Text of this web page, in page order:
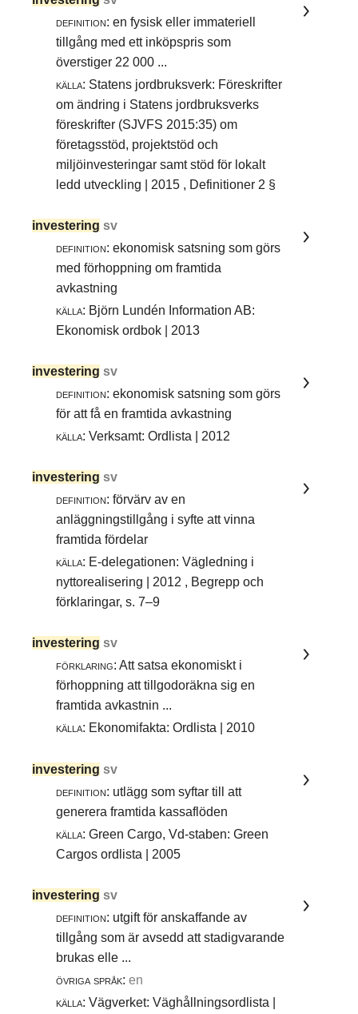
Visa termposter därtermer
följande språk ingår
svenska (12)
engelska (3)
arabiska (1)
definition: en fysisk eller immateriell
tillgång med ett inköpspris som
överstiger 22 000 ...
källa: Statens jordbruksverk: Föreskrifter
om ändring i Statens jordbruksverks
föreskrifter (SJVFS 2015:35) om
företagsstöd, projektstöd och
miljöinvesteringar samt stöd för lokalt
ledd utveckling | 2015 , Definitioner 2 §
investering sv
definition: ekonomisk satsning som görs
med förhoppning om framtida
avkastning
källa: Björn Lundén Information AB:
Ekonomisk ordbok | 2013
investering sv
definition: ekonomisk satsning som görs
för att få en framtida avkastning
källa: Verksamt: Ordlista | 2012
investering sv
definition: förvärv av en
anläggningstillgång i syfte att vinna
framtida fördelar
källa: E-delegationen: Vägledning i
nyttorealisering | 2012 , Begrepp och
förklaringar, s. 7–9
investering sv
förklaring: Att satsa ekonomiskt i
förhoppning att tillgodoräkna sig en
framtida avkastnin ...
källa: Ekonomifakta: Ordlista | 2010
investering sv
definition: utlägg som syftar till att
generera framtida kassaflöden
källa: Green Cargo, Vd-staben: Green
Cargos ordlista | 2005
investering sv
definition: utgift för anskaffande av
tillgång som är avsedd att stadigvarande
brukas elle ...
övriga språk: en
källa: Vägverket: Väghållningsordlista |